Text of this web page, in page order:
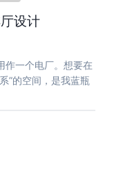
设计
作一个电厂。想要在
”的空间，是我蓝瓶